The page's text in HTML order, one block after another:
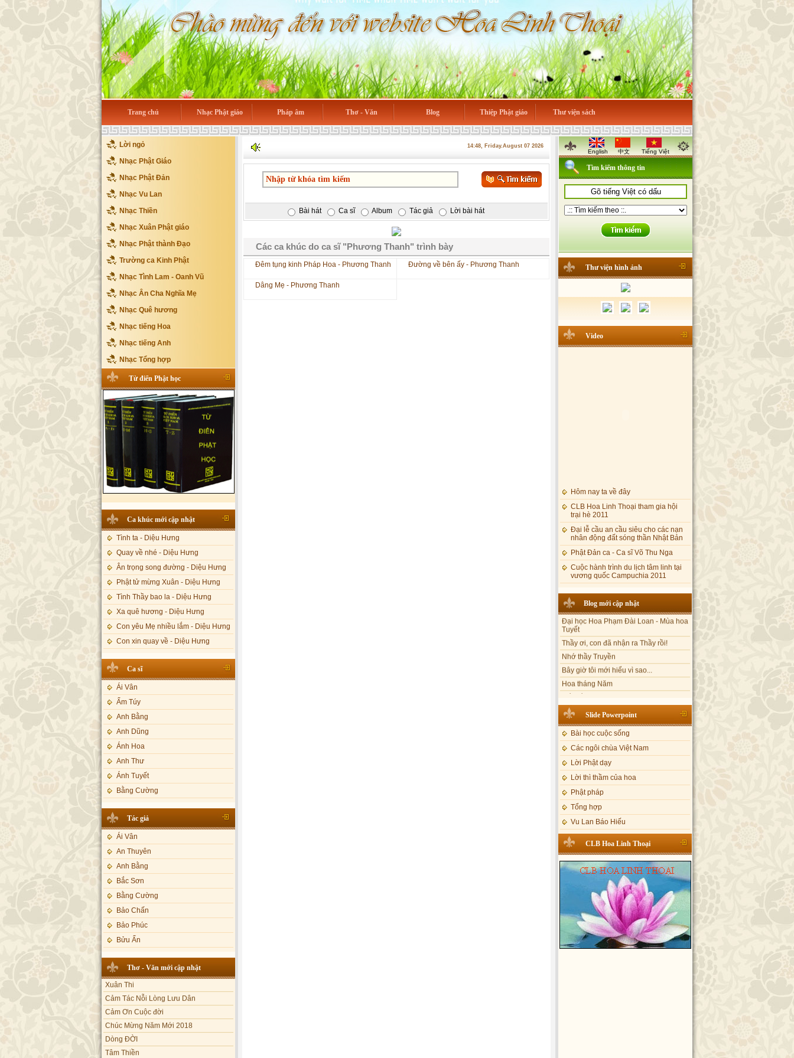
Trang chủ Nhạc Phật giáo Pháp âm Thơ - Văn Blog Thiệp Phật giáo Thư viện sách
Lời ngỏ
Nhạc Phật Giáo
Nhạc Phật Đản
Nhạc Vu Lan
Nhạc Thiền
Nhạc Xuân Phật giáo
Nhạc Phật thành Đạo
Trường ca Kinh Phật
Nhạc Tình Lam - Oanh Vũ
Nhạc Ân Cha Nghĩa Mẹ
Nhạc Quê hương
Nhạc tiếng Hoa
Nhạc tiếng Anh
Nhạc Tổng hợp
Từ điển Phật học
Ca khúc mới cập nhật
Tình ta - Diệu Hưng
Quay về nhé - Diệu Hưng
Ân trọng song đường - Diệu Hưng
Phật tử mừng Xuân - Diệu Hưng
Tình Thầy bao la - Diệu Hưng
Xa quê hương - Diệu Hưng
Con yêu Mẹ nhiều lắm - Diệu Hưng
Con xin quay về - Diệu Hưng
Nếu xa Phật - Diệu Hưng
Tình Lam - Kim Khánh & Hoàng
Vĩnh
Xin cho con niềm tin - Kim Linh
Quán Âm Mẹ hiền - Kim Linh
Nhạc niệm Nam Mô A Di Đà Phật -
Kim Linh
Mẹ Từ Bi - Kim Linh
12 Lời nguyện của Bồ tát Quán Thế
Âm - Kim Linh
Lạy Phật Dược Sư - Kim Linh
Diệu Pháp Liên Hoa - Kim Linh
Ca sĩ
Ái Vân
Ẩm Túy
Anh Bằng
Anh Dũng
Ánh Hoa
Anh Thư
Ánh Tuyết
Bằng Cường
Bảo Yến
Bảo Yến và Khắc Dũng
Bé Minh Tú
Bé Phương Anh
Bé Xuân Mai
Bích Hồng
Bích Phượng
Bích Thảo
Bích Tuyền
Cali
Cẩm Ly
Cẩm Vân
Cao Duy
Cao Minh
Châu Khánh Hà
Chế Thanh
Tác giả
Ái Vân
An Thuyên
Anh Bằng
Bắc Sơn
Bằng Cường
Bảo Chấn
Bảo Phúc
Bửu Ấn
Châu Kỳ
Chí Tâm
Chúc Hiếu
Chúc Linh
Chung Quân
Chương Đức
Thơ - Văn mới cập nhật
Xuân Thi
Cảm Tác Nỗi Lòng Lưu Dân
Cảm Ơn Cuộc đời
Chúc Mừng Năm Mới 2018
Dòng ĐỜI
Tâm Thiền
Chuông Ngân
14:48, Friday.August 07 2026
Bài hát Ca sĩ Album Tác giả Lời bài hát
Các ca khúc do ca sĩ "Phương Thanh" trình bày
Đêm tụng kinh Pháp Hoa - Phương Thanh Đường về bên ấy - Phương Thanh
Dâng Mẹ - Phương Thanh
English 中文 Tiếng Việt
Tìm kiếm thông tin
Thư viện hình ảnh
Video
Hôm nay ta về đây
CLB Hoa Linh Thoại tham gia hội
trại hè 2011
Đại lễ cầu an cầu siêu cho các nạn
nhân động đất sóng thần Nhật Bản
Phật Đản ca - Ca sĩ Võ Thu Nga
Cuộc hành trình du lịch tâm linh tại
vương quốc Campuchia 2011
Blog mới cập nhật
Đại học Hoa Phạm Đài Loan - Mùa hoa
Tuyết
Thầy ơi, con đã nhận ra Thầy rồi!
Nhớ thầy Truyền
Bây giờ tôi mới hiểu vì sao...
Hoa tháng Năm
Cổ phần công đức
Tôi mắc nợ ông Sáu
Đi tìm vũ khúc mùa hè
Mơ màng Phật dạy....
Lời thú tội của chị gái nhỏ nhen
Slide Powerpoint
Bài học cuộc sống
Các ngôi chùa Việt Nam
Lời Phật dạy
Lời thì thầm của hoa
Phật pháp
Tổng hợp
Vu Lan Báo Hiếu
CLB Hoa Linh Thoại